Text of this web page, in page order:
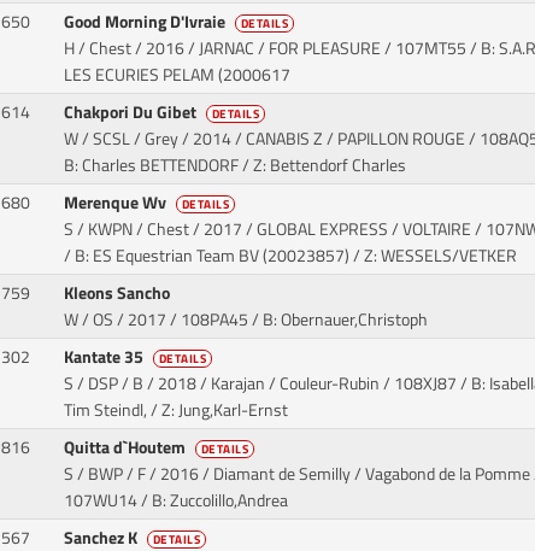
650 Good Morning D'Ivraie DETAILS
H / Chest / 2016 / JARNAC / FOR PLEASURE/ 107MT55 / B:
LES ECURIES PELAM (2000617
614 Chakpori Du Gibet DETAILS
W / SCSL / Grey / 2014 / CANABIS Z / PAPILLON ROUGE/
B: Charles BETTENDORF / Z: Bettendorf Charles
680 Merenque Wv DETAILS
S / KWPN / Chest / 2017 / GLOBAL EXPRESS / VOLTAIRE/
/ B: ES Equestrian Team BV (20023857) / Z: WESSELS/VETKER
759
Kleons Sancho
W / OS / 2017/ 108PA45 / B: Obernauer,Christoph
302 Kantate 35 DETAILS
S / DSP / B / 2018 / Karajan / Couleur-Rubin/ 108XJ87 / B:
Tim Steindl, / Z: Jung,Karl-Ernst
816 Quitta d`Houtem DETAILS
S / BWP / F / 2016 / Diamant de Semilly / Vagabond de la Pomme
107WU14 / B: Zuccolillo,Andrea
567 Sanchez K DETAILS